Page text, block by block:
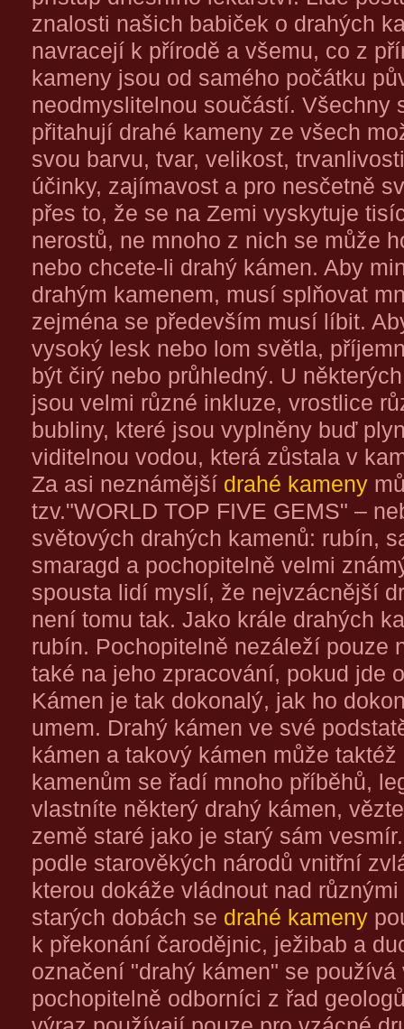
znalosti našich babiček o drahých
navracejí k přírodě a všemu, co z
kameny jsou od samého počátku
neodmyslitelnou součástí. Všechny
přitahují drahé kameny ze všech
svou barvu, tvar, velikost,
účinky, zajímavost a pro nesčetně
přes to, že se na Zemi vyskytuje
nerostů, ne mnoho z nich se může
nebo chcete-li drahý kámen. Aby
drahým kamenem, musí splňovat
zejména se především musí líbit.
vysoký lesk nebo lom světla,
být čirý nebo průhledný. U
jsou velmi různé inkluze, vrostlice
bubliny, které jsou vyplněny buď
viditelnou vodou, která zůstala v
Za asi neznámější drahé kameny
tzv."WORLD TOP FIVE GEMS" –
světových drahých kamenů: rubín,
smaragd a pochopitelně velmi
spousta lidí myslí, že nejvzácnější
není tomu tak. Jako krále drahých
rubín. Pochopitelně nezáleží pouze
také na jeho zpracování, pokud jde
Kámen je tak dokonalý, jak ho
umem. Drahý kámen ve své
kámen a takový kámen může
kamenům se řadí mnoho příběhů,
vlastníte některý drahý kámen,
země staré jako je starý sám
podle starověkých národů vnitřní
kterou dokáže vládnout nad
starých dobách se drahé kameny
k překonání čarodějnic, ježibab a
označení "drahý kámen" se
pochopitelně odborníci z řad